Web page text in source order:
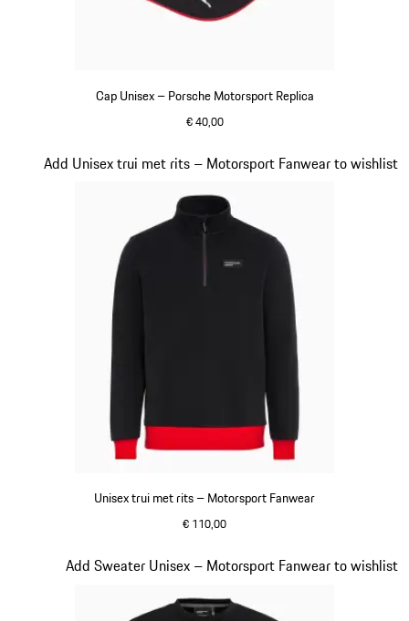
Cap Unisex – Porsche Motorsport Replica
€ 40,00
Unisex trui met rits – Motorsport Fanwear
€ 110,00
Add Unisex trui met rits – Motorsport Fanwear to wishlist
Dia 15 van 20
Add Sweater Unisex – Motorsport Fanwear to wishlist
Dia 16 van 20